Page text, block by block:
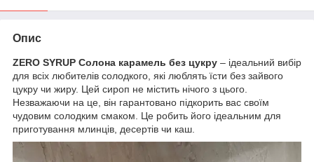
Опис
ZERO SYRUP Солона карамель без цукру – ідеальний вибір
для всіх любителів солодкого, які люблять їсти без зайвого
цукру чи жиру. Цей сироп не містить нічого з цього.
Незважаючи на це, він гарантовано підкорить вас своїм
чудовим солодким смаком. Це робить його ідеальним для
приготування млинців, десертів чи каш.